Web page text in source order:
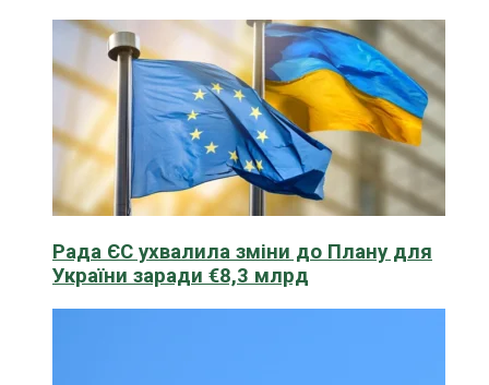
Рада ЄС ухвалила зміни до Плану для
України заради €8,3 млрд